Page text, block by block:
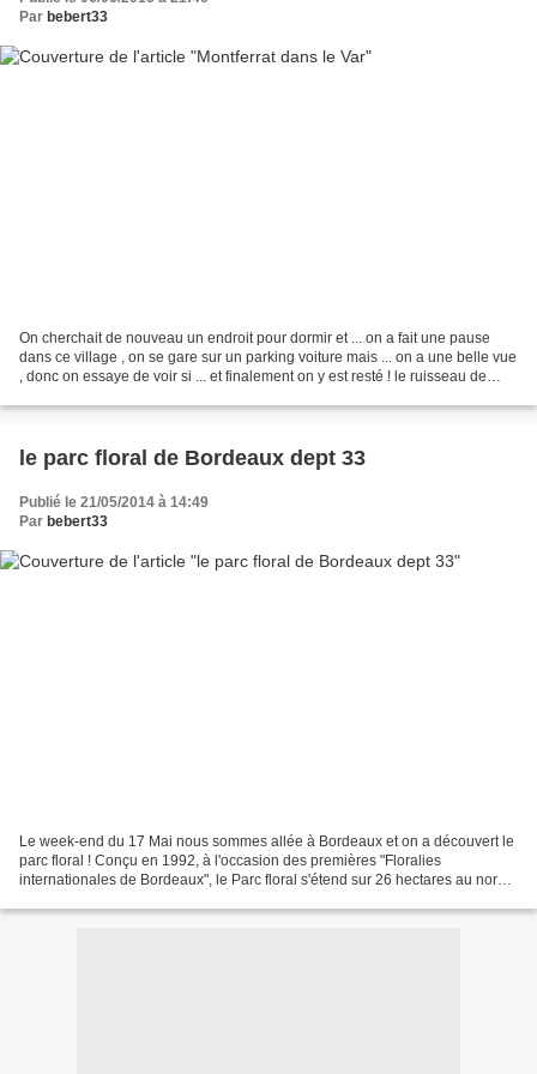
Par bebert33
On cherchait de nouveau un endroit pour dormir et ... on a fait une pause
dans ce village , on se gare sur un parking voiture mais ... on a une belle vue
, donc on essaye de voir si ... et finalement on y est resté ! le ruisseau de
le parc floral de Bordeaux dept 33
Publié le 21/05/2014 à 14:49
Par bebert33
Le week-end du 17 Mai nous sommes allée à Bordeaux et on a découvert le
parc floral ! Conçu en 1992, à l'occasion des premières "Floralies
internationales de Bordeaux", le Parc floral s'étend sur 26 hectares au nord